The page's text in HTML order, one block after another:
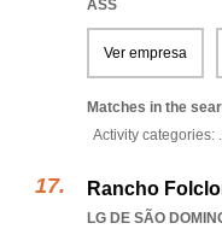
ASS
Ver empresa
Matches in the
Activity categories:
Rancho
LG DE SÃO